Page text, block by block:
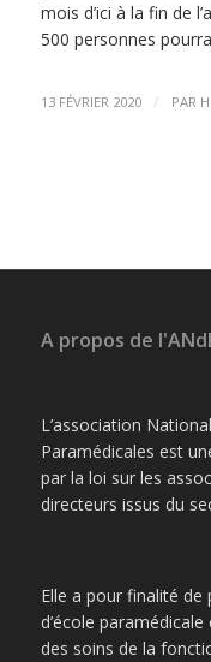
mois d’ici à la fin de
500 personnes
13 FÉVRIER 2020 / PAR
A propos de
L’association
Paramédicales est
par la loi sur les
directeurs issus du
Elle a pour finalité
d’école
des soins de la